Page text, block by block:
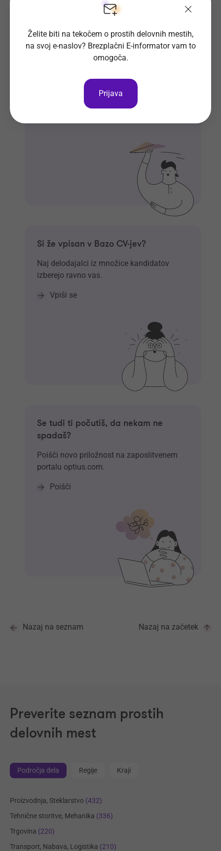
Prosta delovna mesta direktno na
Prijavi se na E-informator.
Si že vpisan v Bazo CV-jev?
Naj delodajalci iz množice kandidatov
izberejo ravno vas.
Vpiši se
Se tudi ti počutiš, da nekam ne
spadaš?
Poišči novo priložnost na zaposlitvenem
portalu optius.com.
Poišči
Nazaj na seznam Nazaj na začetek
Preverite seznam prostih
delovnih mest
Področja dela Regije Kraji
Proizvodnja, Steklarstvo (432)
Tehnične storitve, Mehanika (336)
Trgovina (220)
Transport, Nabava, Logistika (210)
Želite biti na tekočem o prostih delovnih mestih,
na svoj e-naslov? Brezplačni E-informator vam to
omogoča.
Prijava